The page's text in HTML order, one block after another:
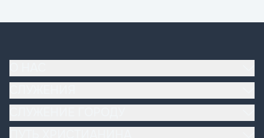
Основы вероучения
Эдуард и Ольга Деремовы
Домашние группы